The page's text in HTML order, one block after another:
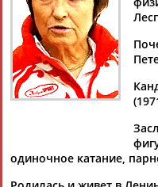
Дмитрий
АБАРЕНОВ
Тамилла
АБАСОВА
Флюра
АББАТЕ-
БУЛАТОВА
Татьяна
АББЯСОВА
одиночное катание,